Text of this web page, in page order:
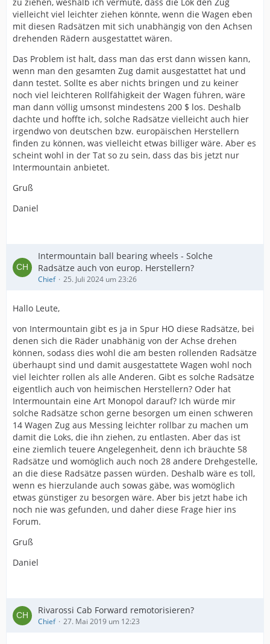
vielleicht viel leichter ziehen könnte, wenn die Wagen eben
mit diesen Radsätzen mit sich unabhängig von den Achsen
drehenden Rädern ausgestattet wären.
Das Problem ist halt, dass man das erst dann wissen kann,
wenn man den gesamten Zug damit ausgestattet hat und
dann testet. Sollte es aber nichts bringen und zu keiner
noch viel leichteren Rollfähigkeit der Wagen führen, wäre
man dann völlig umsonst mindestens 200 $ los. Deshalb
dachte und hoffte ich, solche Radsätze vielleicht auch hier
irgendwo von deutschen bzw. europäischen Herstellern
finden zu können, was vielleicht etwas billiger wäre. Aber es
scheint wohl in der Tat so zu sein, dass das bis jetzt nur
Intermountain anbietet.
Gruß
Daniel
Intermountain ball bearing wheels - Solche
Radsätze auch von europ. Herstellern?
Chief 25. Juli 2024 um 23:26
Hallo Leute,
von Intermountain gibt es ja in Spur HO diese Radsätze, bei
denen sich die Räder unabhänig von der Achse drehen
können, sodass dies wohl die am besten rollenden Radsätze
überhaupt sind und damit ausgestattete Wagen wohl noch
viel leichter rollen als alle Anderen. Gibt es solche Radsätze
eigentlich auch von heimischen Herstellern? Oder hat
Intermountain eine Art Monopol darauf? Ich würde mir
solche Radsätze schon gerne besorgen um einen schweren
14 Wagen Zug aus Messing leichter rollbar zu machen um
damit die Loks, die ihn ziehen, zu entlasten. Aber das ist
eine ziemlich teuere Angelegenheit, denn ich bräuchte 58
Radsätze und womöglich auch noch 28 andere Drehgestelle,
an die diese Radsätze passen würden. Deshalb wäre es toll,
wenn es hierzulande auch sowas gäbe, was womöglich
etwas günstiger zu besorgen wäre. Aber bis jetzt habe ich
noch nie was gefunden, und daher diese Frage hier ins
Forum.
Gruß
Daniel
Rivarossi Cab Forward remotorisieren?
Chief 27. Mai 2019 um 12:23